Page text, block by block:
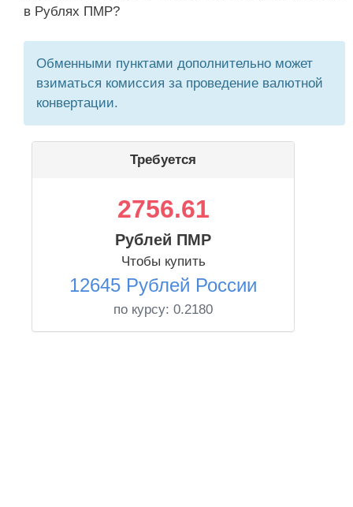
в Рублях ПМР?
Обменными пунктами дополнительно может
взиматься комиссия за проведение валютной
конвертации.
Требуется
2756.61
Рублей ПМР
Чтобы купить
12645 Рублей России
по курсу: 0.2180